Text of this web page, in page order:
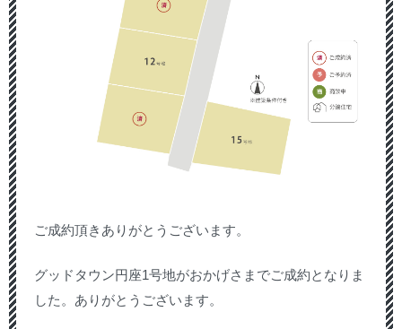
ご成約頂きありがとうございます。
グッドタウン円座1号地がおかげさまでご成約となりま
した。ありがとうございます。